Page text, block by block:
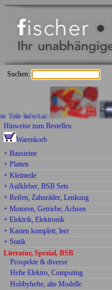
Suchen:
lieferbar:
Hinweise zum Bestellen
Warenkorb
+ Bausteine
+ Platten
+ Kleinteile
+ Aufkleber, BSB Sets
+ Reifen, Zahnräder, Lenkung
+ Motoren, Getriebe, Achsen
+ Elektrik, Elektronik
+ Kasten komplett, leer
+ Statik
Literatur, Spezial, BSB
Prospekte & diverse
Hefte Elektro, Computing
Hobbyhefte, alte Modelle